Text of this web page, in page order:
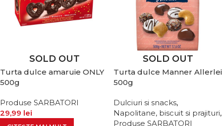
SOLD OUT
Turta dulce amaruie ONLY
500g
Produse SARBATORI
29,99 lei
SOLD OUT
Turta dulce Manner Allerlei
500g
Dulciuri si snacks,
Napolitane, biscuit si prajituri,
Produse SARBATORI